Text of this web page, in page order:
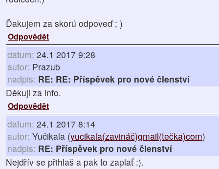
Ďakujem za skorú odpoveď ; )
Odpovědět
datum: 24.1 2017 9:28
autor: Prazub
nadpis: RE: RE: Příspěvek pro nové členství
Děkuji za info.
Odpovědět
datum: 24.1 2017 8:14
autor: Yučikala (yucikala(zavináč)gmail(tečka)com)
nadpis: RE: Příspěvek pro nové členství
Nejdřív se přihlaš a pak to zaplať :).